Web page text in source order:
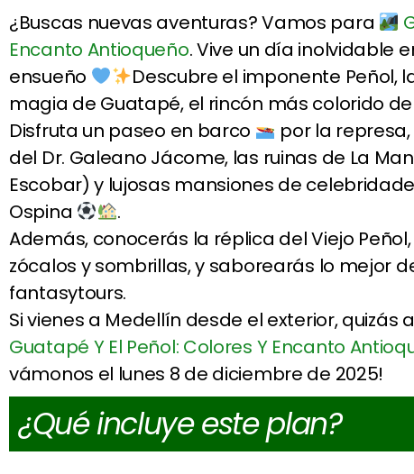
¿Buscas nuevas aventuras? Vamos para
Encanto Antioqueño. Vive un día inolvidable
ensueño
Descubre el imponente Peñol,
magia de Guatapé, el rincón más colorido
Disfruta un paseo en barco
por la
del Dr. Galeano Jácome, las ruinas de La
Escobar) y lujosas mansiones de
Ospina
.
Además, conocerás la réplica del Viejo
zócalos y sombrillas, y saborearás lo mejor
fantasytours.
Si vienes a Medellín desde el exterior, quizás
Guatapé Y El Peñol: Colores Y Encanto
vámonos el lunes 8 de diciembre de 2025!
¿Qué incluye este plan?